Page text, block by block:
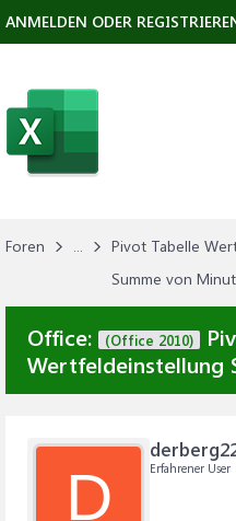
Foren ...
Pivot Tabelle
Summe von
Office: (Office 2010)
Wertfeldeinstellung
D Erfahrener User
ANMELDEN ODER